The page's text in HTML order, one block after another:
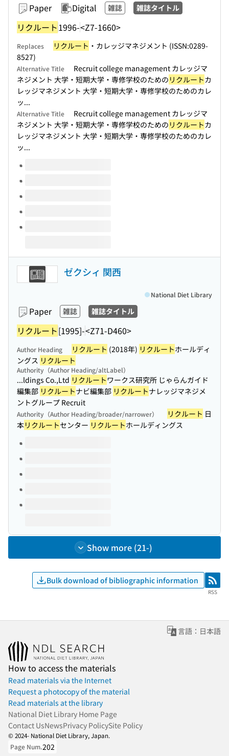
Paper Digital 雑誌 雑誌タイトル
リクルート1996-<Z7-1660>
Replaces リクルート ・カレッジマネジメント (ISSN:0289-
8527)
Alternative Title
Recruit college management カレッジマ
ネジメント 大学・短期大学・専修学校のための リクルートカ
レッジマネジメント 大学・短期大学・専修学校のためのカレ
ッ...
Alternative Title
Recruit college management カレッジマ
ネジメント 大学・短期大学・専修学校のための リクルートカ
レッジマネジメント 大学・短期大学・専修学校のためのカレ
ッ...
Volumes of this title
ゼクシィ 関西
Paper 雑誌 雑誌タイトル
リクルート[1995]-<Z71-D460>
National Diet Library
Author Heading リクルート (2018年) リクルートホールディ
ングス リクルート
Authority（Author Heading/altLabel）
...ldings Co.,Ltd リクルートワークス研究所 じゃらんガイド
編集部 リクルートナビ編集部 リクルートナレッジマネジメ
ントグループ Recruit
Authority（Author Heading/broader/narrower） リクルート 日
本リクルートセンター リクルートホールディングス
Volumes of this title
Show more (21-)
Bulk download of bibliographic information RSS
RSS
言語：日本語
How to access the materials
Read materials via the Internet
Request a photocopy of the material
Read materials at the library
National Diet Library Home Page
Contact UsNewsPrivacy PolicySite Policy
© 2024- National Diet Library, Japan.
Page Num.202